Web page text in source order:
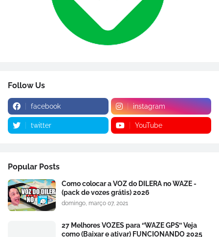
Follow Us
facebook instagram
twitter YouTube
Popular Posts
Como colocar a VOZ do DILERA no WAZE -
(pack de vozes grátis) 2026
domingo, março 07, 2021
27 Melhores VOZES para ‘’WAZE GPS’’ Veja
como (Baixar e ativar) FUNCIONANDO 2025